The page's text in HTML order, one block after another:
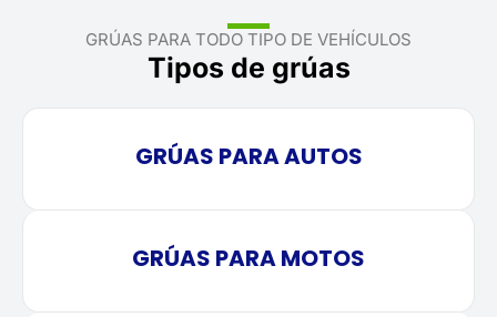
GRÚAS PARA TODO TIPO DE VEHÍCULOS
Tipos de grúas
GRÚAS PARA AUTOS
GRÚAS PARA MOTOS